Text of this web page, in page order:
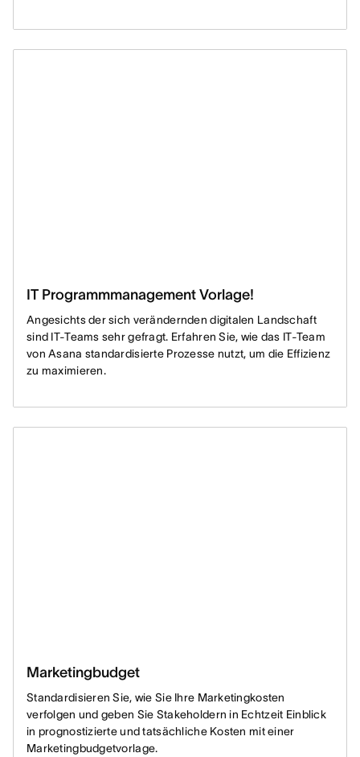
IT Programmmanagement Vorlage!
Angesichts der sich verändernden digitalen Landschaft
sind IT-Teams sehr gefragt. Erfahren Sie, wie das IT-Team
von Asana standardisierte Prozesse nutzt, um die Effizienz
zu maximieren.
Marketingbudget
Standardisieren Sie, wie Sie Ihre Marketingkosten
verfolgen und geben Sie Stakeholdern in Echtzeit Einblick
in prognostizierte und tatsächliche Kosten mit einer
Marketingbudgetvorlage.